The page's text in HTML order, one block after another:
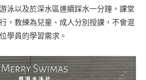
泳以及於深水區連續踩水一分鐘，課堂
，教練為兒童、成人分別授課，不會混
學員的學習需求。